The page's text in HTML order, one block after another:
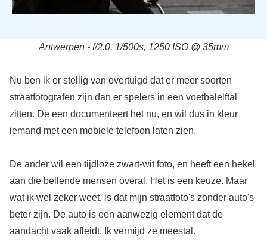
Antwerpen - f/2.0, 1/500s, 1250 ISO @ 35mm
Nu ben ik er stellig van overtuigd dat er meer soorten
straatfotografen zijn dan er spelers in een voetbalelftal
zitten. De een documenteert het nu, en wil dus in kleur
iemand met een mobiele telefoon laten zien.
De ander wil een tijdloze zwart-wit foto, en heeft een hekel
aan die bellende mensen overal. Het is een keuze. Maar
wat ik wel zeker weet, is dat mijn straatfoto's zonder auto's
beter zijn. De auto is een aanwezig element dat de
aandacht vaak afleidt. Ik vermijd ze meestal.